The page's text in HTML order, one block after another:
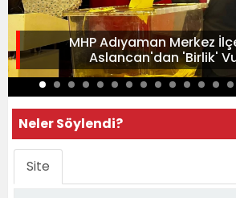
MHP Adıyaman Merkez
Aslancan'dan 'Birlik'
Neler Söylendi?
Site